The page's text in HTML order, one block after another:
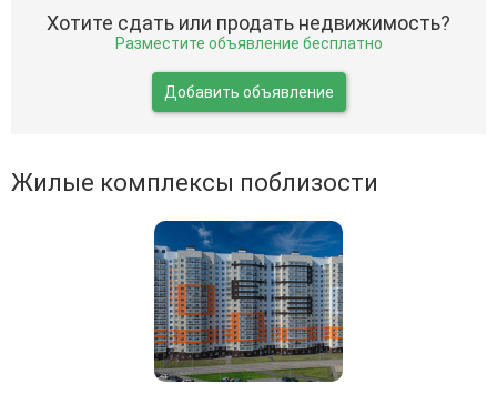
Хотите сдать или продать недвижимость?
Разместите объявление бесплатно
Добавить объявление
Жилые комплексы поблизости